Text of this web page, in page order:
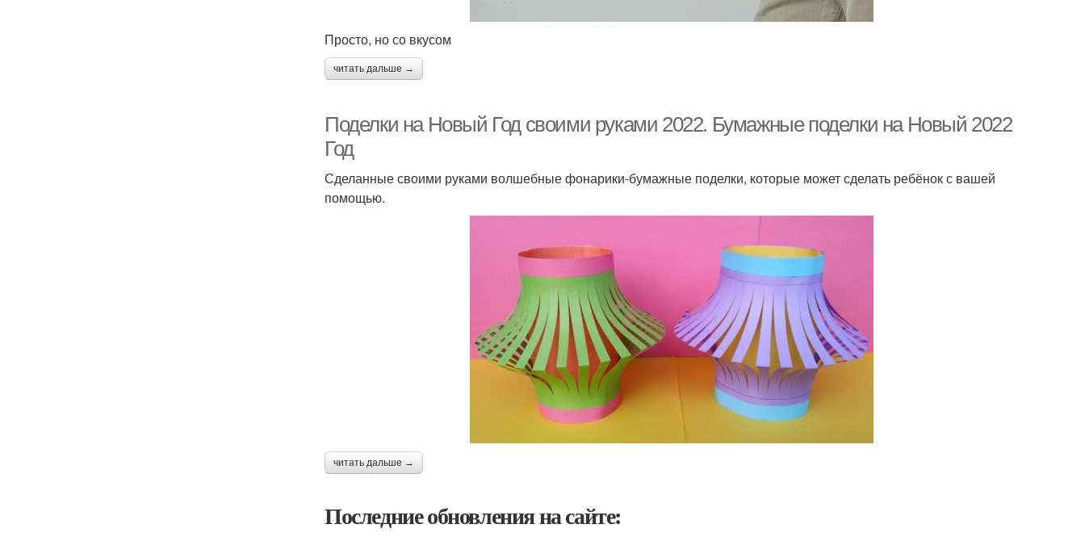
Просто, но со вкусом
читать дальше →
Поделки на Новый Год своими руками 2022. Бумажные поделки на Новый 2022
Год
Сделанные своими руками волшебные фонарики-бумажные поделки, которые может сделать ребёнок с вашей
помощью.
читать дальше →
Последние обновления на сайте: